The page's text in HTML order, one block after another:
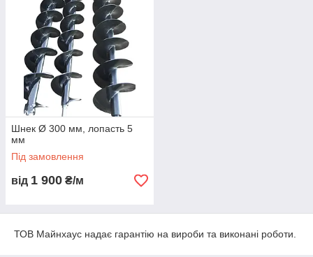
Шнек Ø 300 мм, лопасть 5
мм
Під замовлення
від 1 900 ₴/м
ТОВ Майнхаус надає гарантію на вироби та виконані роботи.